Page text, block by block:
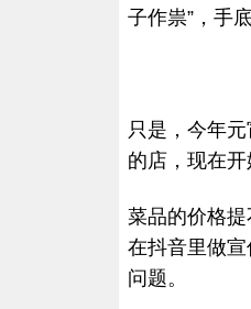
子作祟”，手
只是，今年
的店，现在开
菜品的价格
在抖音里做
问题。